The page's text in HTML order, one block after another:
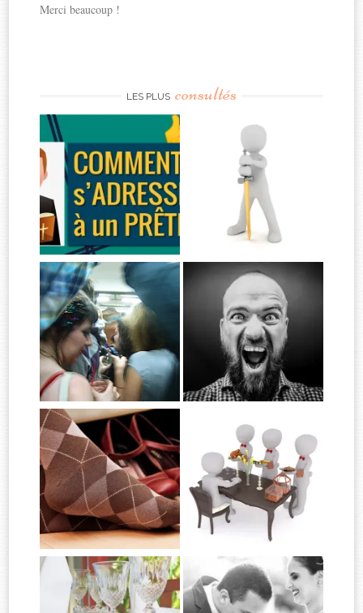
Merci beaucoup !
LES PLUS consultés